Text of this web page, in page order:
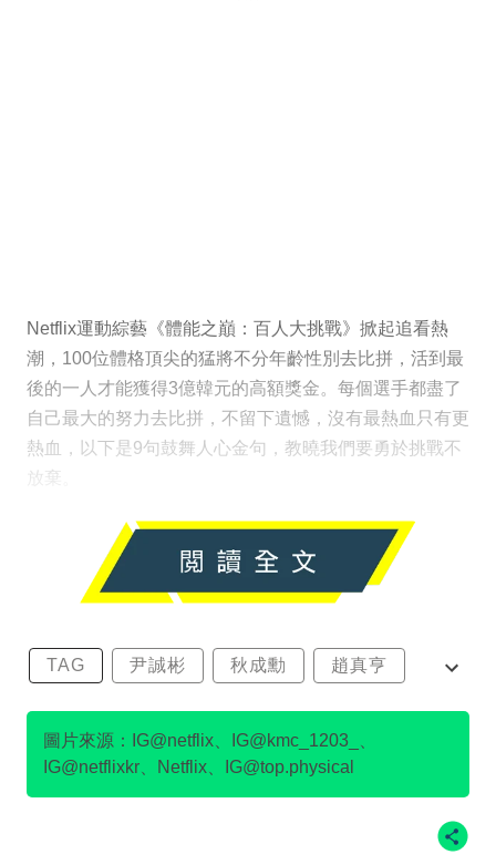
Netflix運動綜藝《體能之巔：百人大挑戰》掀起追看熱
潮，100位體格頂尖的猛將不分年齡性別去比拼，活到最
後的一人才能獲得3億韓元的高額獎金。每個選手都盡了
自己最大的努力去比拼，不留下遺憾，沒有最熱血只有更
熱血，以下是9句鼓舞人心金句，教曉我們要勇於挑戰不
放棄。
TAG 尹誠彬 秋成勳 趙真亨
金民澈
圖片來源：IG@netflix、IG@kmc_1203_、
IG@netflixkr、Netflix、IG@top.physical